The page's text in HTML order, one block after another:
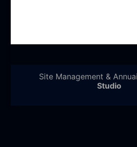
Site Management &
Studio